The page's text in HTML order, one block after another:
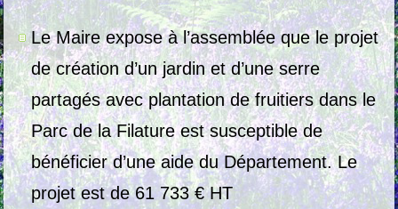
Le Maire expose à l’assemblée que le projet
de création d’un jardin et d’une serre
partagés avec plantation de fruitiers dans le
Parc de la Filature est susceptible de
bénéficier d’une aide du Département. Le
projet est de 61 733 €HT